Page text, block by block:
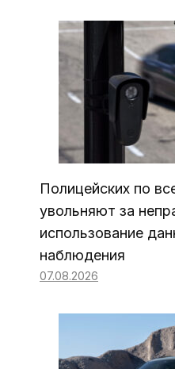
Полицейских по
увольняют за
использование
наблюдения
07.08.2026